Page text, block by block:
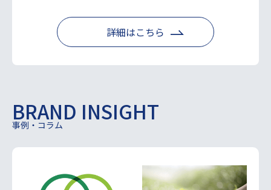
詳細はこちら
BRAND INSIGHT
事例・コラム